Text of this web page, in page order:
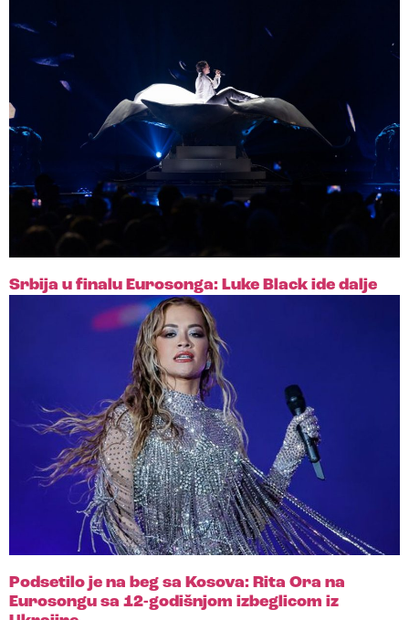
Srbija u finalu Eurosonga: Luke Black ide dalje
Podsetilo je na beg sa Kosova: Rita Ora na
Eurosongu sa 12-godišnjom izbeglicom iz